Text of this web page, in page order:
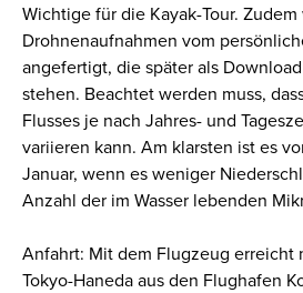
Wichtige für die Kayak-Tour.
Drohnenaufnahmen vom
angefertigt, die später als
stehen. Beachtet werden muss,
Flusses je nach Jahres- und
variieren kann. Am klarsten ist es
Januar, wenn es weniger
Anzahl der im Wasser lebenden
Anfahrt: Mit dem Flugzeug erreicht
Tokyo-Haneda aus den Flughafen